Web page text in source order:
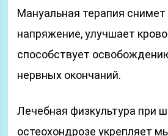
Мануальная терапия
напряжение, улучшает
способствует
нервных окончаний.
Лечебная физкультура при
остеохондрозе укрепляет